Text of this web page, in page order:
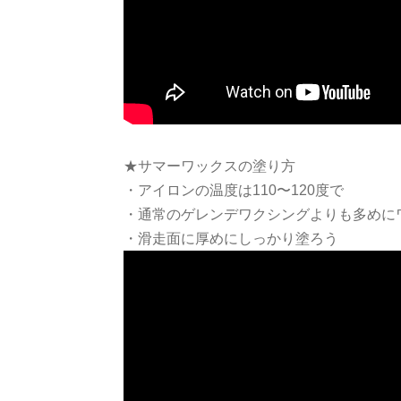
★サマーワックスの塗り方
・アイロンの温度は110〜120度で
・通常のゲレンデワクシングよりも多め
・滑走面に厚めにしっかり塗ろう